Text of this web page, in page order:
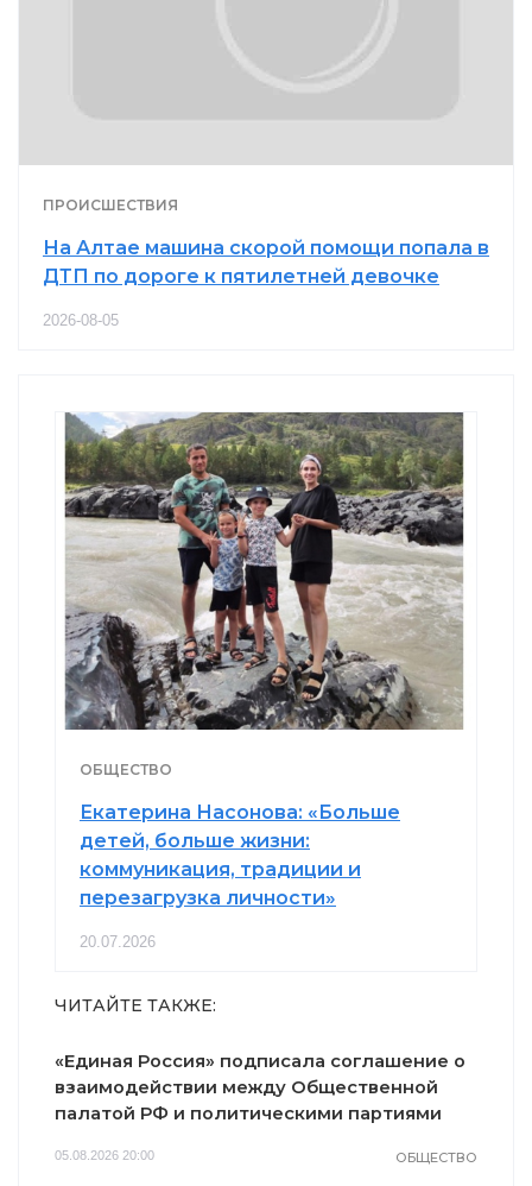
ПРОИСШЕСТВИЯ
На Алтае машина скорой помощи попала в
ДТП по дороге к пятилетней девочке
2026-08-05
ОБЩЕСТВО
Екатерина Насонова: «Больше
детей, больше жизни:
коммуникация, традиции и
перезагрузка личности»
20.07.2026
ЧИТАЙТЕ ТАКЖЕ:
«Единая Россия» подписала соглашение о
взаимодействии между Общественной
палатой РФ и политическими партиями
05.08.2026 20:00 ОБЩЕСТВО